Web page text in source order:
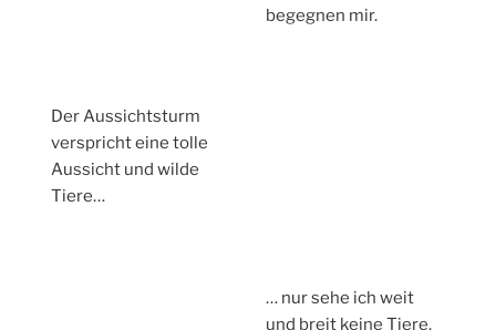
begegnen mir.
Der Aussichtsturm
verspricht eine tolle
Aussicht und wilde
Tiere…
… nur sehe ich weit
und breit keine Tiere.